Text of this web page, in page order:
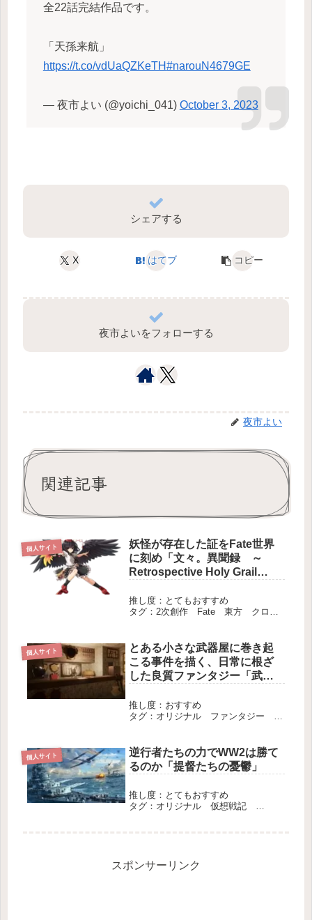
全22話完結作品です。
「天孫来航」
https://t.co/vdUaQZKeTH#narouN4679GE
— 夜市よい (@yoichi_041) October 3, 2023
シェアする
X はてブ コピー
夜市よいをフォローする
夜市よい
関連記事
個人サイト
妖怪が存在した証をFate世界
に刻め「文々。異聞録 ～
Retrospective Holy Grail
推し度：とてもおすすめ
タグ：2次創作 Fate 東方 クロス
個人サイト
とある小さな武器屋に巻き起
こる事件を描く、日常に根ざ
した良質ファンタジー「武器
推し度：おすすめ
タグ：オリジナル ファンタジー 長
個人サイト
逆行者たちの力でWW2は勝て
るのか「提督たちの憂鬱」
推し度：とてもおすすめ
タグ：オリジナル 仮想戦記
スポンサーリンク